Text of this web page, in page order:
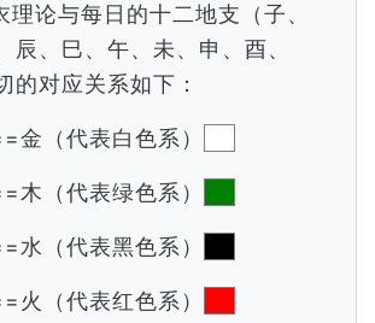
理论与每日的十二地支（子、
辰、巳、午、未、申、酉、
的对应关系如下：
金（代表白色系）
木（代表绿色系）
水（代表黑色系）
火（代表红色系）